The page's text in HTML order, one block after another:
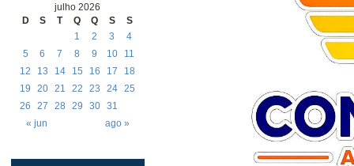
julho 2026
D
S T Q Q S S
« jun ago »
1 2 3
4
5
6 7 8 9 10
11
12
13 14 15 16 17
18
19
20 21 22 23 24 25
26
27 28 29 30 31